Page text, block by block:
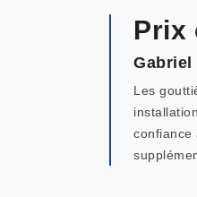
Prix
Gabriel
Les
confiance